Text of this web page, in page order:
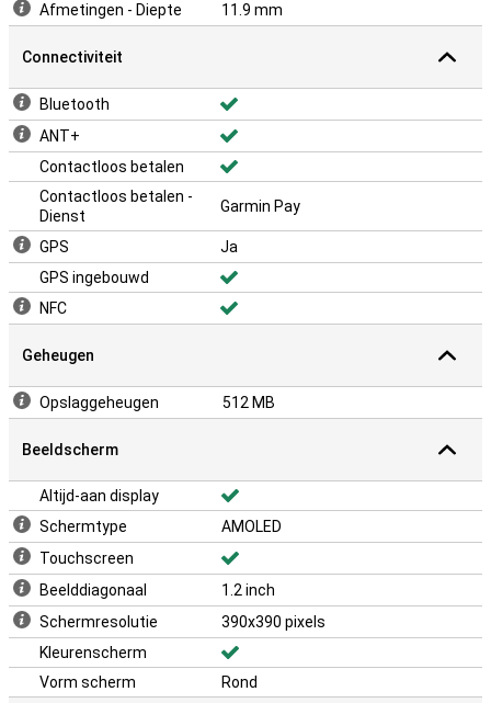
Afmetingen - Diepte
11.9 mm
Connectiviteit
Bluetooth
ANT+
Contactloos betalen
Contactloos betalen -
Dienst
Garmin Pay
GPS
Ja
GPS ingebouwd
NFC
Geheugen
Opslaggeheugen 512 MB
Beeldscherm
Altijd-aan display
Schermtype
AMOLED
Touchscreen
Beelddiagonaal
1.2 inch
Schermresolutie
390x390 pixels
Kleurenscherm
Vorm scherm
Rond